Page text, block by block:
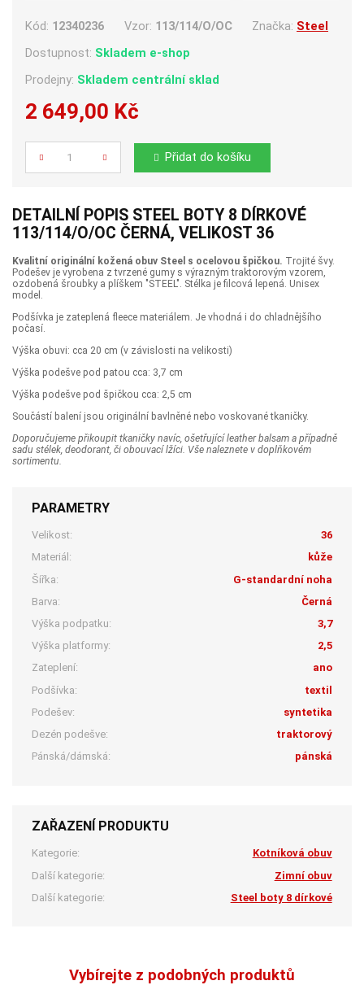
Kód: 12340236 Vzor: 113/114/O/OC Značka: Steel
Dostupnost: Skladem e-shop
Prodejny: Skladem centrální sklad
2 649,00 Kč
Počet
Přidat do košíku
DETAILNÍ POPIS STEEL BOTY 8 DÍRKOVÉ
113/114/O/OC ČERNÁ, VELIKOST 36
Kvalitní originální kožená obuv Steel s ocelovou špičkou. Trojité švy.
Podešev je vyrobena z tvrzené gumy s výrazným traktorovým vzorem,
ozdobená šroubky a plíškem "STEEL". Stélka je filcová lepená. Unisex
model.
Podšívka je zateplená fleece materiálem. Je vhodná i do chladnějšího
počasí.
Výška obuvi: cca 20 cm (v závislosti na velikosti)
Výška podešve pod patou cca: 3,7 cm
Výška podešve pod špičkou cca: 2,5 cm
Součástí balení jsou originální bavlněné nebo voskované tkaničky.
Doporučujeme přikoupit tkaničky navíc, ošetřující leather balsam a případně
sadu stélek, deodorant, či obouvací lžíci. Vše naleznete v doplňkovém
sortimentu.
PARAMETRY
Velikost:
36
Materiál:
kůže
Šířka:
G-standardní noha
Barva:
Černá
Výška podpatku:
3,7
Výška platformy:
2,5
Zateplení:
ano
Podšívka:
textil
Podešev:
syntetika
Dezén podešve:
traktorový
Pánská/dámská:
pánská
ZAŘAZENÍ PRODUKTU
Kategorie:
Kotníková obuv
Další kategorie:
Zimní obuv
Další kategorie:
Steel boty 8 dírkové
Vybírejte z podobných produktů